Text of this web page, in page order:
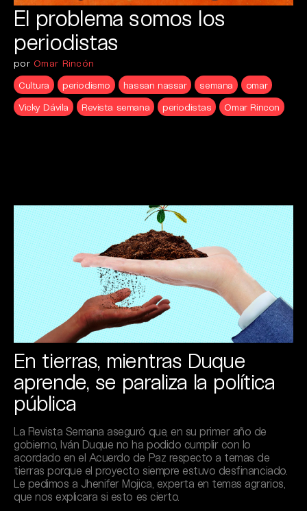
El problema somos los
periodistas
por Omar Rincón
Cultura
periodismo hassan nassar semana
omar
Vicky Dávila
Revista semana periodistas Omar Rincon
En tierras, mientras Duque
aprende, se paraliza la política
pública
La Revista Semana aseguró que, en su primer año de
gobierno, Iván Duque no ha podido cumplir con lo
acordado en el Acuerdo de Paz respecto a temas de
tierras porque el proyecto siempre estuvo desfinanciado.
Le pedimos a Jhenifer Mojica, experta en temas agrarios,
que nos explicara si esto es cierto.